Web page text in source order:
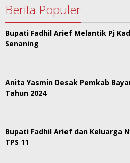
Berita Populer
Bupati Fadhil Arief Melantik Pj
Senaning
Anita Yasmin Desak Pemkab
Tahun 2024
Bupati Fadhil Arief dan Keluarga
TPS 11